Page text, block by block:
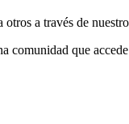
a través de
comunidad que